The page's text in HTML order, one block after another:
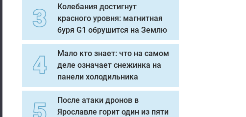
Колебания достигнут
красного уровня: магнитная
буря G1 обрушится на Землю
Мало кто знает: что на самом
деле означает снежинка на
панели холодильника
После атаки дронов в
Ярославле горит один из пяти